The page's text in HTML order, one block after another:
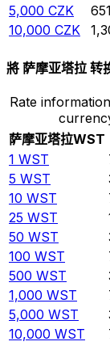
5,000 CZK
10,000 CZK
將 萨摩亚塔拉 转
Rate
萨摩亚塔拉WST
1 WST
5 WST
10 WST
25 WST
50 WST
100 WST
500 WST
1,000 WST
5,000 WST
10,000 WST